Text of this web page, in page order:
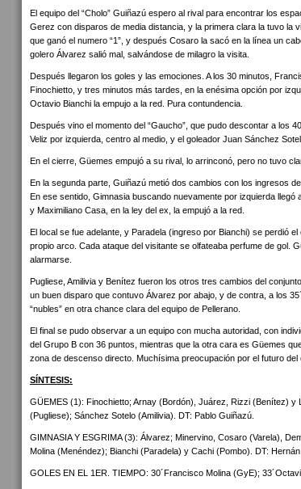
El equipo del “Cholo” Guiñazú espero al rival para encontrar los
Gerez con disparos de media distancia, y la primera clara la tuvo la
que ganó el numero “1”, y después Cosaro la sacó en la línea un
golero Álvarez salió mal, salvándose de milagro la visita.
Después llegaron los goles y las emociones. A los 30 minutos,
Finochietto, y tres minutos más tardes, en la enésima opción por
Octavio Bianchi la empujo a la red. Pura contundencia.
Después vino el momento del “Gaucho”, que pudo descontar a los
Veliz por izquierda, centro al medio, y el goleador Juan Sánchez
En el cierre, Güemes empujó a su rival, lo arrinconó, pero no tuvo
En la segunda parte, Guiñazú metió dos cambios con los ingresos
En ese sentido, Gimnasia buscando nuevamente por izquierda llegó
y Maximiliano Casa, en la ley del ex, la empujó a la red.
El local se fue adelante, y Paradela (ingreso por Bianchi) se perdió
propio arco. Cada ataque del visitante se olfateaba perfume de gol.
alarmarse.
Pugliese, Amilivia y Benítez fueron los otros tres cambios del
un buen disparo que contuvo Álvarez por abajo, y de contra, a los
“nubles” en otra chance clara del equipo de Pellerano.
El final se pudo observar a un equipo con mucha autoridad, con
del Grupo B con 36 puntos, mientras que la otra cara es Güemes
zona de descenso directo. Muchísima preocupación por el futuro del
SÍNTESIS:
GÜEMES (1): Finochietto; Arnay (Bordón), Juárez, Rizzi (Benítez)
(Pugliese); Sánchez Sotelo (Amilivia). DT: Pablo Guiñazú.
GIMNASIA Y ESGRIMA (3): Álvarez; Minervino, Cosaro (Varela),
Molina (Menéndez); Bianchi (Paradela) y Cachi (Pombo). DT:
GOLES EN EL 1ER. TIEMPO: 30´Francisco Molina (GyE);